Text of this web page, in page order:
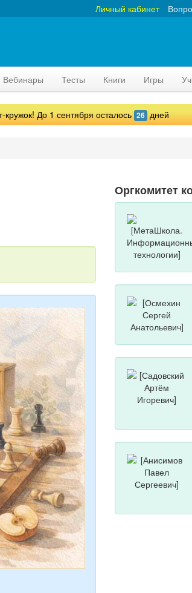
Личный кабинет
Вебинары Тесты Книги Игры
кружок! До 1 сентября осталось 26 дней
Оргкомитет